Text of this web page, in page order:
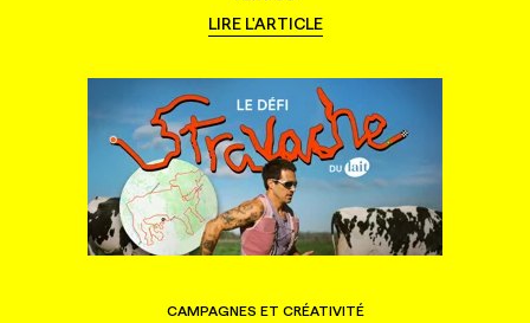
LIRE L'ARTICLE
CAMPAGNES ET CRÉATIVITÉ